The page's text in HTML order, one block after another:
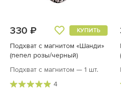
330 ₽ КУПИТЬ
Подхват с магнитом «Шанди»
(пепел розы/черный)
Подхват с магнитом — 1 шт.
4